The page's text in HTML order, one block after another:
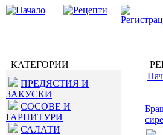
КАТЕГОРИИ
ПРЕДЯСТИЯ И
ЗАКУСКИ
СОСОВЕ И
ГАРНИТУРИ
САЛАТИ